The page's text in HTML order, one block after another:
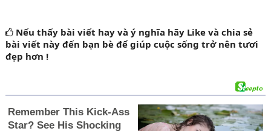
Nếu thấy bài viết hay và ý nghĩa hãy Like và chia sẻ
bài viết này đến bạn bè để giúp cuộc sống trở nên tươi
đẹp hơn !